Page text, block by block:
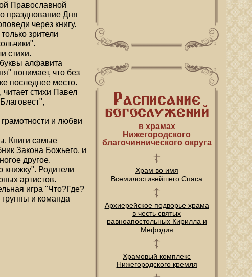
Православной
празднование Дня
через книгу.
зрители
стихи.
алфавита
понимает, что без
последнее место.
стихи Павел
и любви
Книги самые
Закона Божьего, и
другое.
книжку". Родители
артистов.
игра "Что?Где?
и команда
в храмах
Нижегородского
благочиннического округа
Храм во имя
Всемилостивейшего Спаса
Архиерейское подворье храма
в честь святых
равноапостольных Кирилла и
Мефодия
Храмовый комплекс
Нижегородского кремля